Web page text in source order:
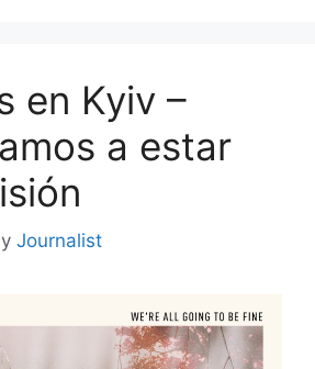
en Kyiv –
a estar
Journalist